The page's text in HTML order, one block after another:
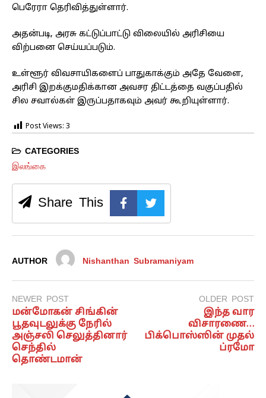
பெரேரா தெரிவித்துள்ளார்.
அதன்படி, அரசு கட்டுப்பாட்டு விலையில் அரிசியை
விற்பனை செய்யப்படும்.
உள்ளூர் விவசாயிகளைப் பாதுகாக்கும் அதே வேளை,
அரிசி இறக்குமதிக்கான அவசர திட்டத்தை வகுப்பதில்
சில சவால்கள் இருப்பதாகவும் அவர் கூறியுள்ளார்.
Post Views: 3
CATEGORIES
இலங்கை
Share This
AUTHOR Nishanthan Subramaniyam
NEWER POST
மன்மோகன் சிங்கின்
பூதவுடலுக்கு நேரில்
அஞ்சலி செலுத்தினார்
செந்தில்
தொண்டமான்
OLDER POST
இந்த வார
விசாரணை…
பிக்பொஸ்ஸின் முதல்
ப்ரமோ